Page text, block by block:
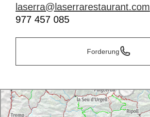
laserra@laserrarestaurant.com
977 457 085
Forderung